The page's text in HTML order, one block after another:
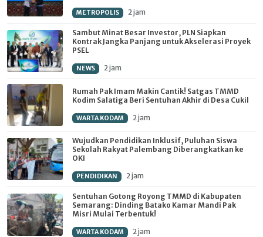
METROPOLIS 2 jam
Sambut Minat Besar Investor, PLN Siapkan
Kontrak Jangka Panjang untuk Akselerasi Proyek
PSEL
NEWS 2 jam
Rumah Pak Imam Makin Cantik! Satgas TMMD
Kodim Salatiga Beri Sentuhan Akhir di Desa Cukil
WARTA KODAM 2 jam
Wujudkan Pendidikan Inklusif, Puluhan Siswa
Sekolah Rakyat Palembang Diberangkatkan ke
OKI
PENDIDIKAN 2 jam
Sentuhan Gotong Royong TMMD di Kabupaten
Semarang: Dinding Batako Kamar Mandi Pak
Misri Mulai Terbentuk!
WARTA KODAM 2 jam